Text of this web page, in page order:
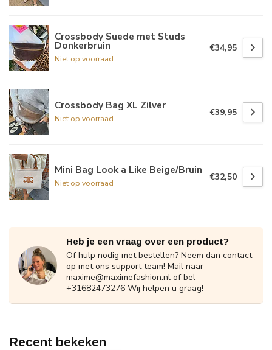
Crossbody Suede met Studs
Donkerbruin
Niet op voorraad
€34,95
Crossbody Bag XL Zilver
Niet op voorraad
€39,95
Mini Bag Look a Like Beige/Bruin
Niet op voorraad
€32,50
Heb je een vraag over een product?
Of hulp nodig met bestellen? Neem dan contact
op met ons support team! Mail naar
maxime@maximefashion.nl of bel
+31682473276 Wij helpen u graag!
Recent bekeken